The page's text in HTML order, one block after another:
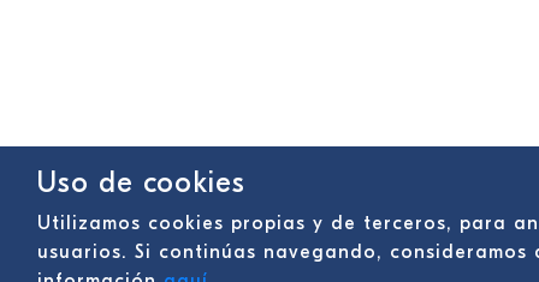
Uso de cookies
Utilizamos cookies propias y de terceros, para
usuarios. Si continúas navegando, consideramos